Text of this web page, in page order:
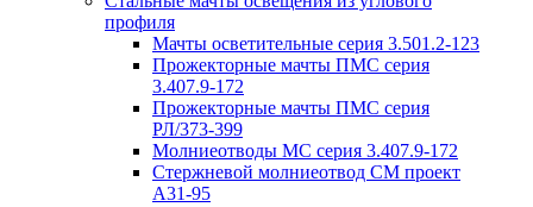
профиля
Мачты осветительные серия 3.501.2-123
Прожекторные мачты ПМС серия
3.407.9-172
Прожекторные мачты ПМС серия
РЛ/373-399
Молниеотводы МС серия 3.407.9-172
Стержневой молниеотвод СМ проект
А31-95